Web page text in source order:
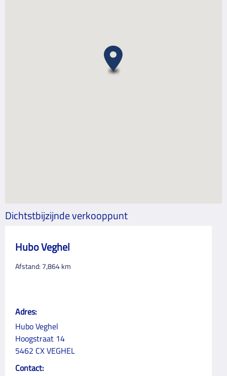
Dichtstbijzijnde verkooppunt
Hubo Veghel
Afstand: 7,864km
Adres:
Hubo Veghel
Hoogstraat 14
5462 CX VEGHEL
Contact: